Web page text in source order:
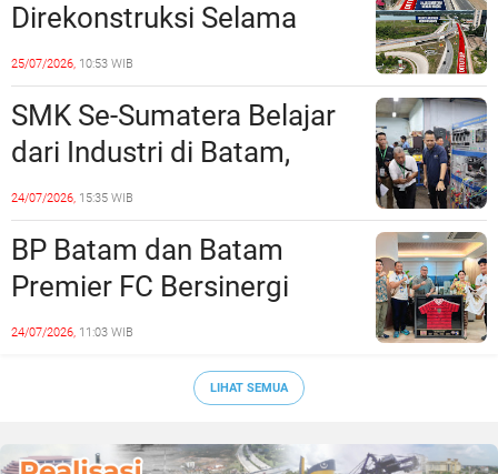
Direkonstruksi Selama
Empat Minggu, Ini Skema
Rekayasa Lalu Lintasnya
25/07/2026, 10:53 WIB
SMK Se-Sumatera Belajar
dari Industri di Batam,
Siapkan Lulusan Siap Kerja
Era Digital
24/07/2026, 15:35 WIB
BP Batam dan Batam
Premier FC Bersinergi
Cetak Generasi Emas
24/07/2026, 11:03 WIB
LIHAT SEMUA